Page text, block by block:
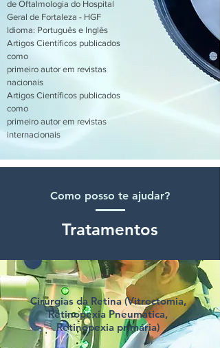
de Oftalmologia do Hospital
Geral de Fortaleza - HGF
Idioma: Português e Inglês
Artigos Científicos publicados
como
primeiro autor em revistas
nacionais
Artigos Científicos publicados
como
primeiro autor em revistas
internacionais
Como posso te ajudar?
Tratamentos
Cirurgias da Retina (Vitrectomia,
Retinopexia Pneumatica,
Retinopexia primária)